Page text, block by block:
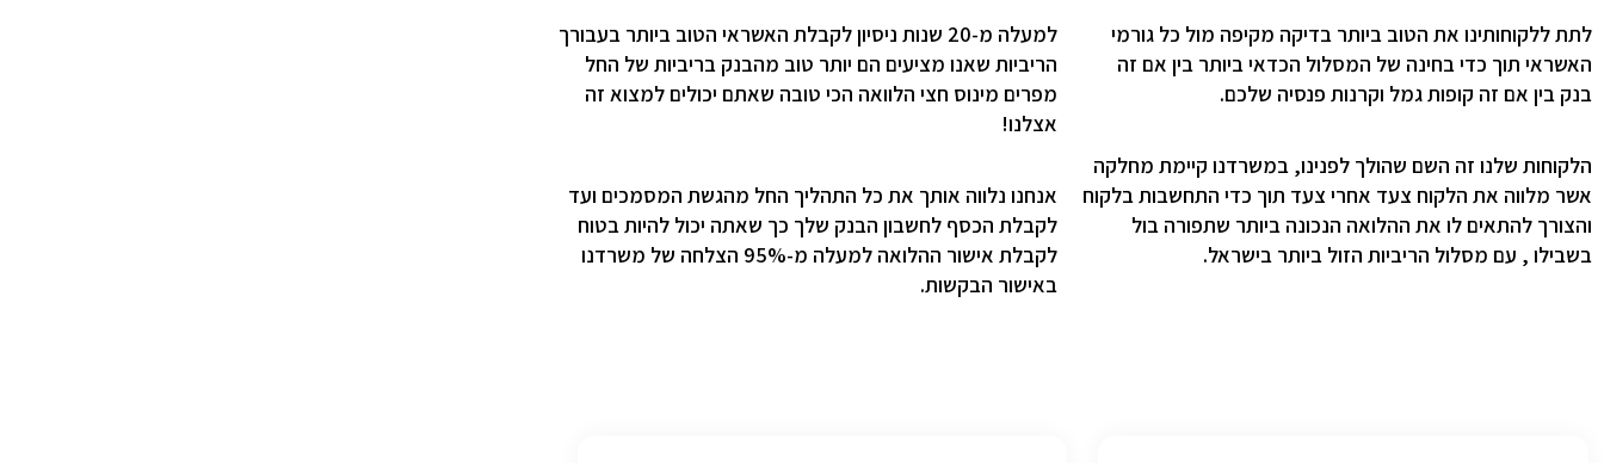
לתת ללקוחותינו את הטוב ביותר בדיקה מקיפה מול כל גורמי
האשראי תוך כדי בחינה של המסלול הכדאי ביותר בין אם זה
בנק בין אם זה קופות גמל וקרנות פנסיה שלכם.
הלקוחות שלנו זה השם שהולך לפנינו, במשרדנו קיימת מחלקה
אשר מלווה את הלקוח צעד אחרי צעד תוך כדי התחשבות בלקוח
והצורך להתאים לו את ההלואה הנכונה ביותר שתפורה בול
בשבילו , עם מסלול הריביות הזול ביותר בישראל.
למעלה מ-20 שנות ניסיון לקבלת האשראי הטוב ביותר בעבורך
הריביות שאנו מציעים הם יותר טוב מהבנק בריביות של החל
מפרים מינוס חצי הלוואה הכי טובה שאתם יכולים למצוא זה
אצלנו!
אנחנו נלווה אותך את כל התהליך החל מהגשת המסמכים ועד
לקבלת הכסף לחשבון הבנק שלך כך שאתה יכול להיות בטוח
לקבלת אישור ההלואה למעלה מ-95% הצלחה של משרדנו
באישור הבקשות.